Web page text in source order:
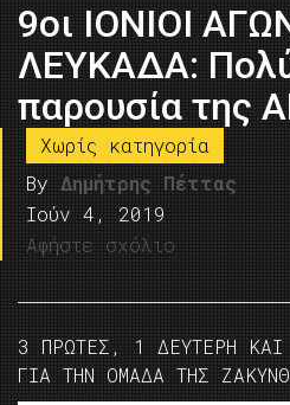
9οι ΙΟΝΙΟΙ
ΛΕΥΚΑΔΑ:
παρουσία της
Χωρίς κατηγορία
By Δημήτρης Πέττας
Ιούν 4, 2019
Αφήστε σχόλιο
3 ΠΡΩΤΕΣ, 1 ΔΕΥΤΕΡΗ
ΓΙΑ ΤΗΝ ΟΜΑΔΑ ΤΗΣ